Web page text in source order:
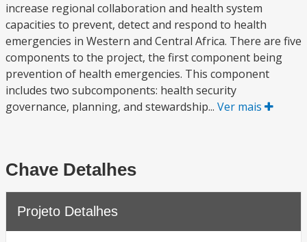
increase regional collaboration and health system
capacities to prevent, detect and respond to health
emergencies in Western and Central Africa. There are five
components to the project, the first component being
prevention of health emergencies. This component
includes two subcomponents: health security
governance, planning, and stewardship... Ver mais
Chave Detalhes
Projeto Detalhes